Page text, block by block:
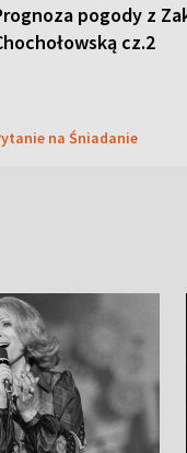
pogody z
cz.2
Pytanie na Śniadanie